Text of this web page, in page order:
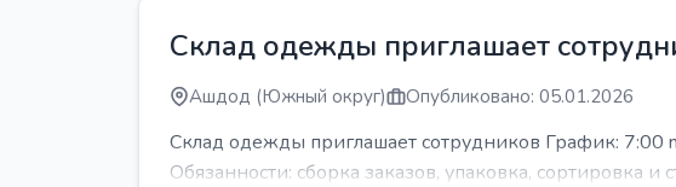
Склад одежды приглашает
Ашдод (Южный округ) Опубликовано: 05.01.2026
Склад одежды приглашает сотрудников График: 7:00
Обязанности: сборка заказов, упаковка, сортировка и